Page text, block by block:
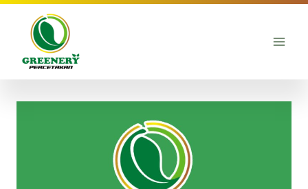
Skip
content